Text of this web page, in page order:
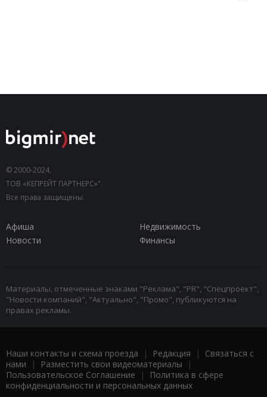
© 2000-2024,
ТОВ «КЕПРЕЙТ ПАРТНЕРС»".
Все права защищены.
Афиша
Недвижимость
Новости
Финансы
Материалы, отмеченные знаками "Реклама", "PR", "Спецпроект",
"Новости компаний", "Актуально", "Промо", публикуются на
правах рекламы.
Наши контакты и схема проезда | Редакция | Связаться с
нами | Разместить свои видеоматериалы |
Пользовательское Соглашение |
Политика в сфере
конфиденциальности и персональных данных